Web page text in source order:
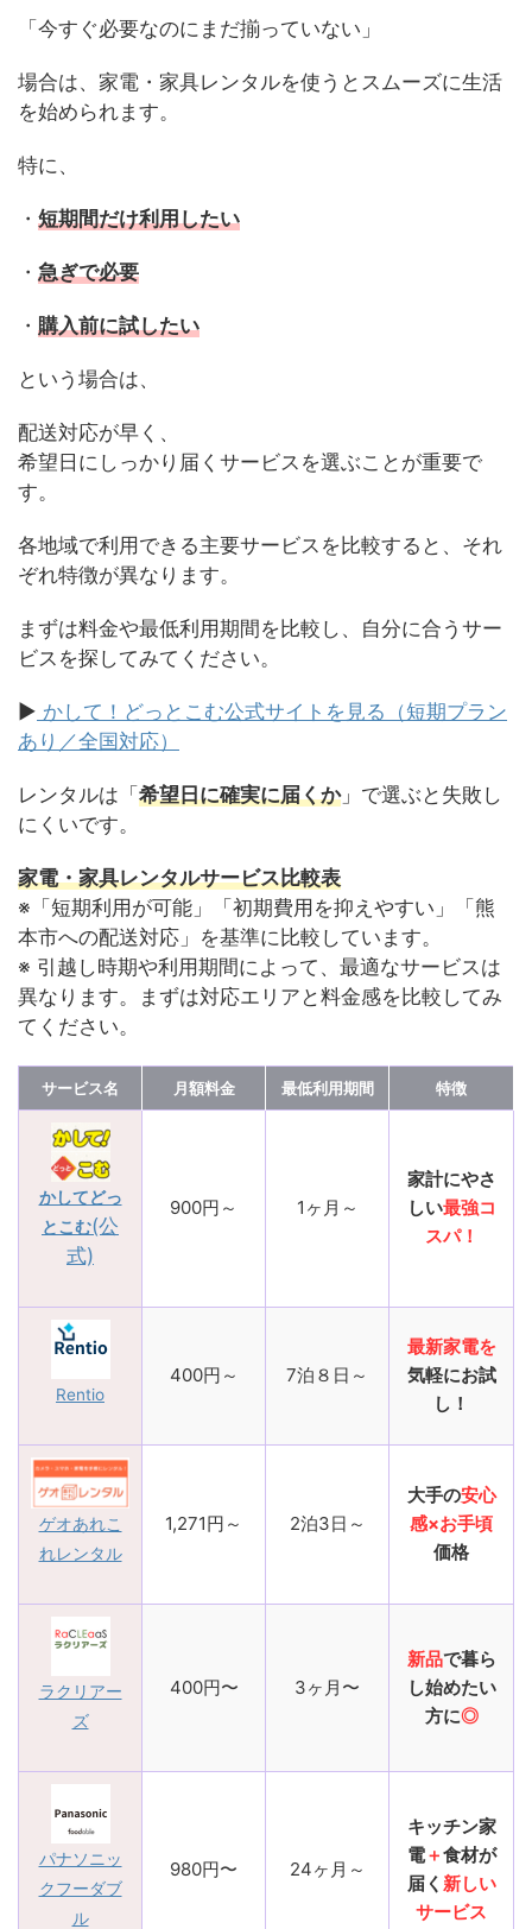
「今すぐ必要なのにまだ揃っていない」
場合は、家電・家具レンタルを使うとスムーズに生活
を始められます。
特に、
・ 短期間だけ利用したい
・ 急ぎで必要
・ 購入前に試したい
という場合は、
配送対応が早く、
希望日にしっかり届くサービスを選ぶことが重要で
す。
各地域で利用できる主要サービスを比較すると、それ
ぞれ特徴が異なります。
まずは料金や最低利用期間を比較し、自分に合うサー
ビスを探してみてください。
▶ かして！どっとこむ公式サイトを見る（短期プラン
あり／全国対応）
レンタルは「希望日に確実に届くか」で選ぶと失敗し
にくいです。
家電・家具レンタルサービス比較表
※「短期利用が可能」「初期費用を抑えやすい」「熊
本市への配送対応」を基準に比較しています。
※ 引越し時期や利用期間によって、最適なサービスは
異なります。まずは対応エリアと料金感を比較してみ
てください。
サービス名 月額料金 最低利用期間 特徴
かしてどっ
とこむ(公
式)
900円～ 1ヶ月～
家計にやさ
しい最強コ
スパ！
Rentio
400円～ 7泊８日～
最新家電を
気軽にお試
し！
ゲオあれこ
れレンタル
1,271円～ 2泊3日～
大手の安心
感×お手頃
価格
ラクリアー
ズ
400円〜 3ヶ月〜
新品で暮ら
し始めたい
方に◎
パナソニッ
クフーダブ
ル
980円〜 24ヶ月～
キッチン家
電＋食材が
届く 新しい
サービス